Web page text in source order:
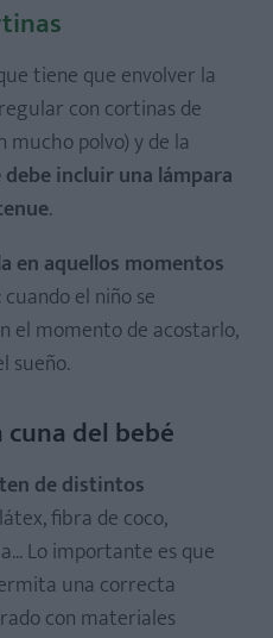
tiene que envolver la
con cortinas de
polvo) y de la
debe incluir una lámpara
.
en aquellos momentos
cuando el niño se
el momento de acostarlo,
sueño.
cuna del bebé
de distintos
fibra de coco,
Lo importante es que
una correcta
con materiales